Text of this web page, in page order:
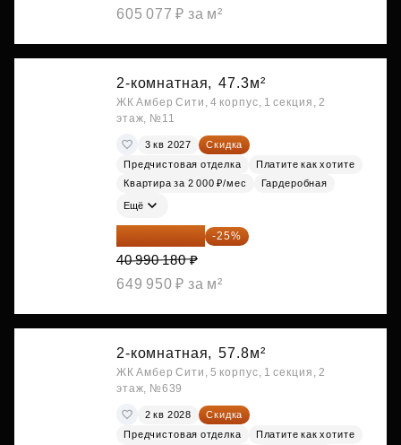
605 077 ₽ за м²
2-комнатная, 47.3м²
ЖК Амбер Сити, 4 корпус, 1 секция, 2
этаж, №11
3 кв 2027
Скидка
Предчистовая отделка
Платите как хотите
Квартира за 2 000 ₽/мес
Гардеробная
Ещё
30 742 635 ₽ -25%
40 990 180 ₽
649 950 ₽ за м²
2-комнатная, 57.8м²
ЖК Амбер Сити, 5 корпус, 1 секция, 2
этаж, №639
2 кв 2028
Скидка
Предчистовая отделка
Платите как хотите